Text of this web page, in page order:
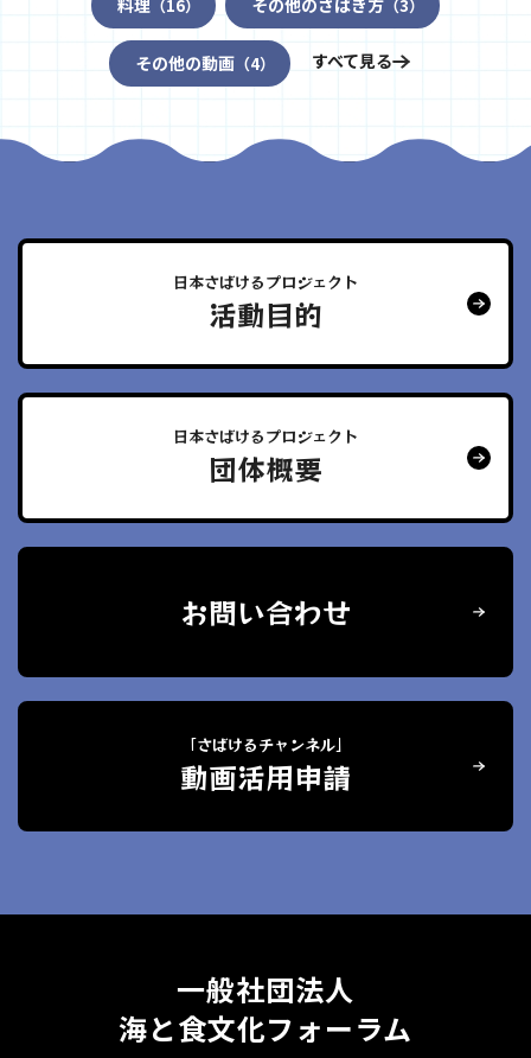
料理（16） その他のさばき方（3）
その他の動画 （4） すべて見る
日本さばけるプロジェクト
活動目的
日本さばけるプロジェクト
団体概要
お問い合わせ
「さばけるチャンネル」
動画活用申請
一般社団法人
海と食文化フォーラム